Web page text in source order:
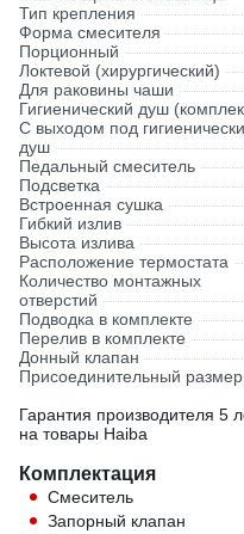
Тип крепления
Форма смесителя
Порционный
Локтевой (хирургический)
Для раковины чаши
Гигиенический душ
С выходом под
душ
Педальный смеситель
Подсветка
Встроенная сушка
Гибкий излив
Высота излива
Расположение термостата
Количество монтажных
отверстий
Подводка в комплекте
Перелив в комплекте
Донный клапан
Присоединительный размер
Гарантия производителя 5
на товары Haiba
Комплектация
Смеситель
Запорный клапан